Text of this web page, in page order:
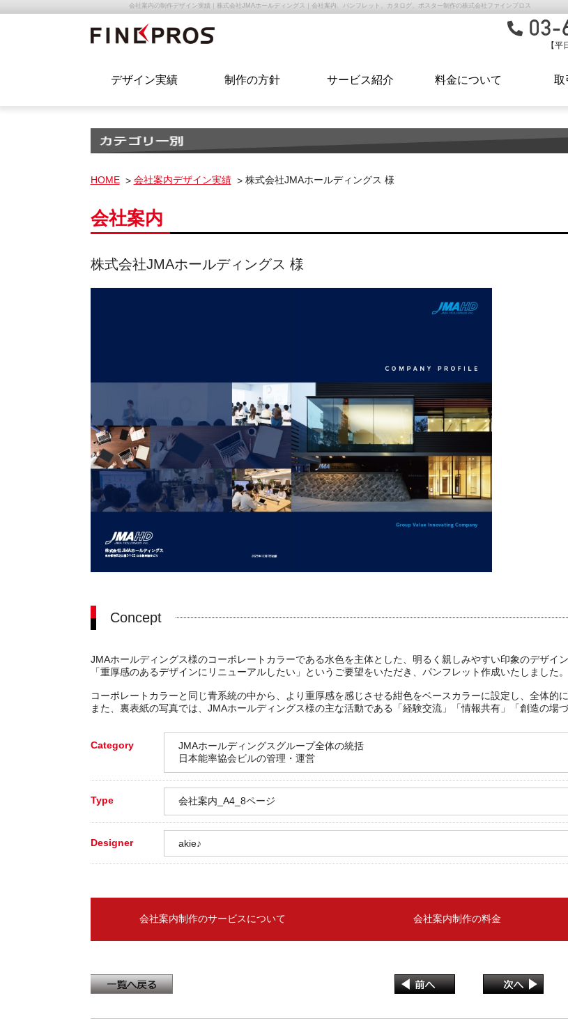
会社案内の制作デザイン実績｜株式会社JMAホールディングス｜会社案内、パンフレット、カタログ、ポスター制作の株式会社ファインプロス
【平
デザイン実績 制作の方針 サービス紹介 料金について 取
HOME 会社案内デザイン実績 株式会社JMAホールディングス 様
会社案内
株式会社JMAホールディングス 様
Concept
JMAホールディングス様のコーポレートカラーである水色を主体とした、明るく親しみやすい印象のデザイン
「重厚感のあるデザインにリニューアルしたい」というご要望をいただき、パンフレット作成いたしました。
コーポレートカラーと同じ青系統の中から、より重厚感を感じさせる紺色をベースカラーに設定し、全体的
また、裏表紙の写真では、JMAホールディングス様の主な活動である「経験交流」「情報共有」「創造の場
Category
JMAホールディングスグループ全体の統括
日本能率協会ビルの管理・運営
Type 会社案内_A4_8ページ
Designer akie♪
会社案内制作のサービスについて 会社案内制作の料金